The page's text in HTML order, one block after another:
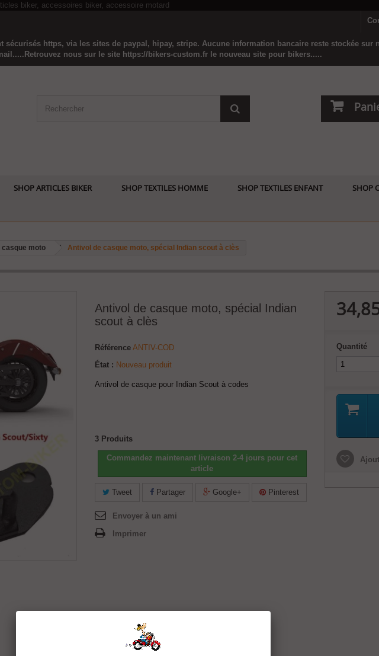
sécurisés https, via les sites de paypal, hipay, stripe. Aucune information bancaire reste stockée sur
nous sur le site https://bikers-custom.fr le nouveau site pour bikers.....
SHOP ARTICLES BIKER SHOP TEXTILES HOMME SHOP TEXTILES ENFANT SHOP
moto Antivol de casque moto, spécial Indian scout à clès
Antivol de casque moto, spécial Indian
scout à clès
Référence ANTIV-COD
État : Nouveau produit
Antivol de casque pour Indian Scout à codes
3 Produits
Commandez maintenant livraison 2-4 jours pour cet
article
Tweet Partager Google+ Pinterest
Envoyer à un ami
Imprimer
Quantité